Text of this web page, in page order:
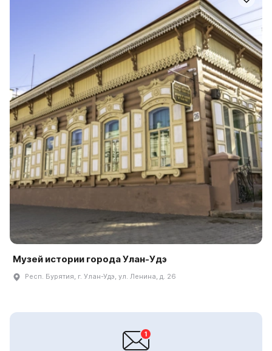
Музей истории города Улан-Удэ
Респ. Бурятия, г. Улан-Удэ, ул. Ленина, д. 26